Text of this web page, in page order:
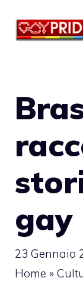
gay
23 Gennaio
Home »